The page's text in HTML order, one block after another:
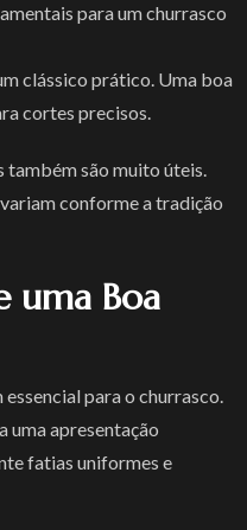
para um churrasco
clássico prático. Uma boa
cortes precisos.
também são muito úteis.
conforme a tradição
uma Boa
para o churrasco.
uma apresentação
fatias uniformes e